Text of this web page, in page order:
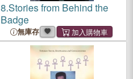
8.Stories from Behind the
Badge
無庫存